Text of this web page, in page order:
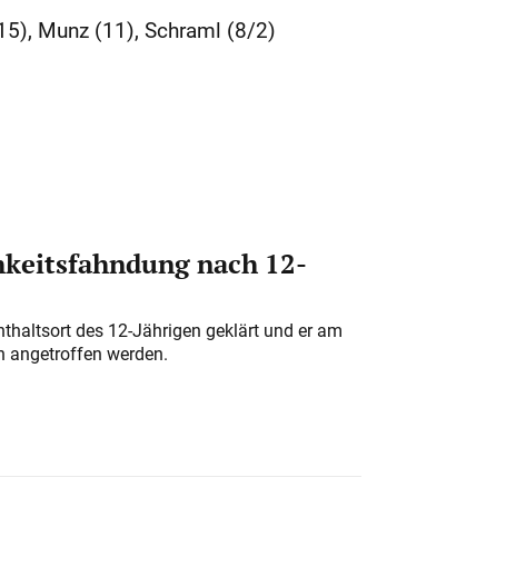
Munz (11), Schraml (8/2)
nach 12-
des 12-Jährigen geklärt und er am
angetroffen werden.